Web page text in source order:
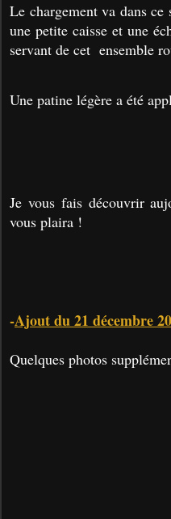
Le chargement va dans ce
une petite caisse et une
servant de cet ensemble
Une patine légère a été
Je vous fais découvrir
vous plaira !
-Ajout du 21 décembre
Quelques photos